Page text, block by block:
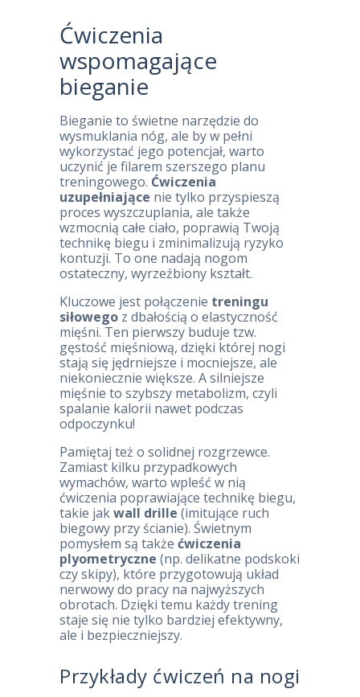
Ćwiczenia
wspomagające
bieganie
Bieganie to świetne narzędzie do
wysmuklania nóg, ale by w pełni
wykorzystać jego potencjał, warto
uczynić je filarem szerszego planu
treningowego. Ćwiczenia
uzupełniające nie tylko przyspieszą
proces wyszczuplania, ale także
wzmocnią całe ciało, poprawią Twoją
technikę biegu i zminimalizują ryzyko
kontuzji. To one nadają nogom
ostateczny, wyrzeźbiony kształt.
Kluczowe jest połączenie treningu
siłowego z dbałością o elastyczność
mięśni. Ten pierwszy buduje tzw.
gęstość mięśniową, dzięki której nogi
stają się jędrniejsze i mocniejsze, ale
niekoniecznie większe. A silniejsze
mięśnie to szybszy metabolizm, czyli
spalanie kalorii nawet podczas
odpoczynku!
Pamiętaj też o solidnej rozgrzewce.
Zamiast kilku przypadkowych
wymachów, warto wpleść w nią
ćwiczenia poprawiające technikę biegu,
takie jakwall drille (imitujące ruch
biegowy przy ścianie). Świetnym
pomysłem są także ćwiczenia
plyometryczne (np. delikatne podskoki
czy skipy), które przygotowują układ
nerwowy do pracy na najwyższych
obrotach. Dzięki temu każdy trening
staje się nie tylko bardziej efektywny,
ale i bezpieczniejszy.
Przykłady ćwiczeń na nogi